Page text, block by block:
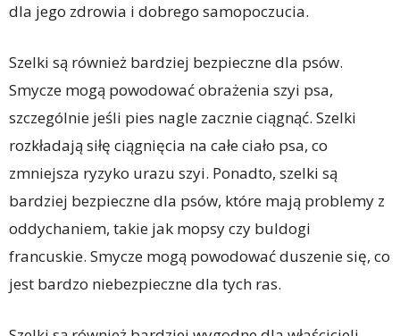
dla jego zdrowia i dobrego samopoczucia.
Szelki są również bardziej bezpieczne dla psów.
Smycze mogą powodować obrażenia szyi psa,
szczególnie jeśli pies nagle zacznie ciągnąć. Szelki
rozkładają siłę ciągnięcia na całe ciało psa, co
zmniejsza ryzyko urazu szyi. Ponadto, szelki są
bardziej bezpieczne dla psów, które mają problemy z
oddychaniem, takie jak mopsy czy buldogi
francuskie. Smycze mogą powodować duszenie się, co
jest bardzo niebezpieczne dla tych ras.